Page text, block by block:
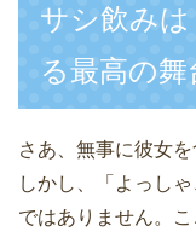
サシ飲み
る最高の舞
さあ、無事に彼女
しかし、「よっし
ではありません。こ